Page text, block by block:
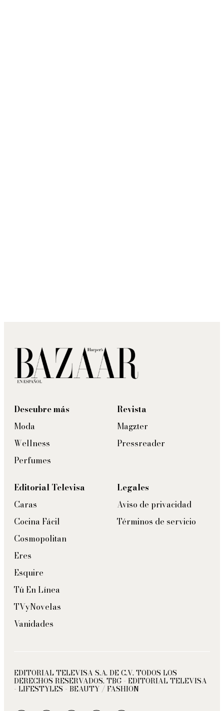
Descubre más
Moda
Wellness
Perfumes
Revista
Magzter
Pressreader
Editorial Televisa
Caras
Cocina Fácil
Cosmopolitan
Eres
Esquire
Tú En Línea
TVyNovelas
Vanidades
Legales
Aviso de privacidad
Términos de servicio
EDITORIAL TELEVISA S.A. DE C.V. TODOS LOS
DERECHOS RESERVADOS. TBG - EDITORIAL TELEVISA
- LIFESTYLES - BEAUTY / FASHION